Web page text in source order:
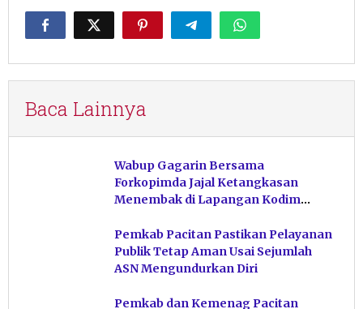
Baca Lainnya
Wabup Gagarin Bersama
Forkopimda Jajal Ketangkasan
Menembak di Lapangan Kodim
Pemkab Pacitan Pastikan Pelayanan
Publik Tetap Aman Usai Sejumlah
ASN Mengundurkan Diri
Pemkab dan Kemenag Pacitan